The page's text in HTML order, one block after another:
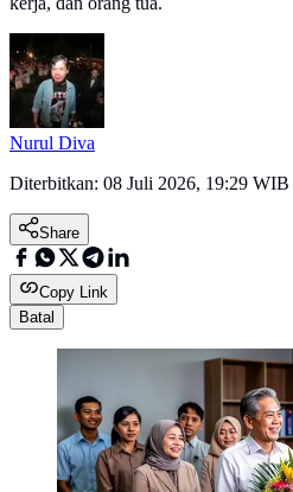
Nurul Diva
Diterbitkan: 08 Juli 2026, 19:29 WIB
Share
Copy Link
Batal